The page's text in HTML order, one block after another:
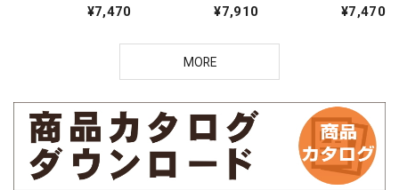
¥7,470
¥7,910
¥7,470
MORE